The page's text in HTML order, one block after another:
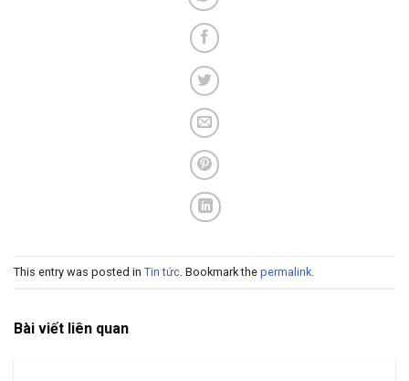
This entry was posted in Tin tức . Bookmark the permalink
Bài viết liên quan